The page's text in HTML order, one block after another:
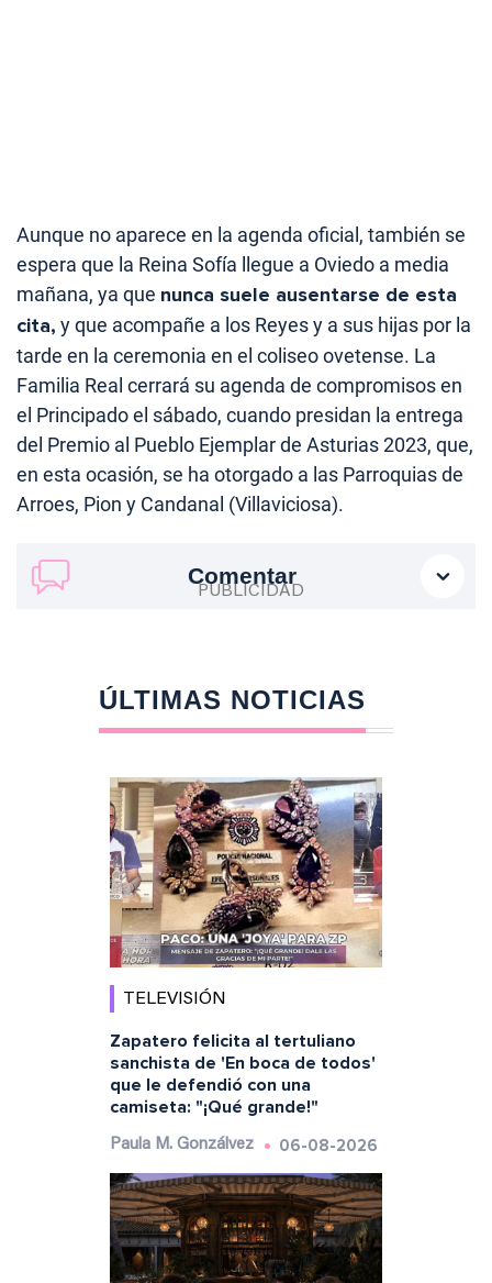
Aunque no aparece en la agenda oficial, también se
espera que la Reina Sofía llegue a Oviedo a media
mañana, ya que nunca suele ausentarse de esta
cita, y que acompañe a los Reyes y a sus hijas por la
tarde en la ceremonia en el coliseo ovetense. La
Familia Real cerrará su agenda de compromisos en
el Principado el sábado, cuando presidan la entrega
del Premio al Pueblo Ejemplar de Asturias 2023, que,
en esta ocasión, se ha otorgado a las Parroquias de
Arroes, Pion y Candanal (Villaviciosa).
Comentar
ÚLTIMAS NOTICIAS
TELEVISIÓN
Zapatero felicita al tertuliano
sanchista de 'En boca de todos'
que le defendió con una
camiseta: "¡Qué grande!"
Paula M. Gonzálvez 06-08-2026